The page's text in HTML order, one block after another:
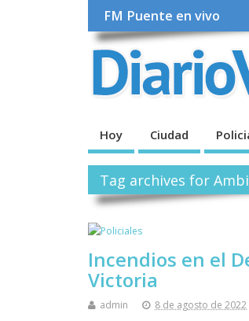
FM Puente en vivo
Hoy Ciudad
Tag archives for
Incendios en el
Victoria
admin 8 de agosto de 2022